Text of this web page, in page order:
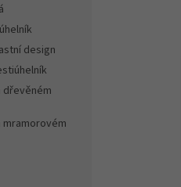
design
dřevěném